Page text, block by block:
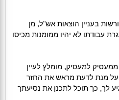
בעניין הוצאות אש"ל, מן
עבודתו לא יהיו ממומנות מכיסו
למעסיק, מומלץ לעיין
מנת לדעת מראש את החזר
לך, כך תוכל לתכנן את נסיעתך